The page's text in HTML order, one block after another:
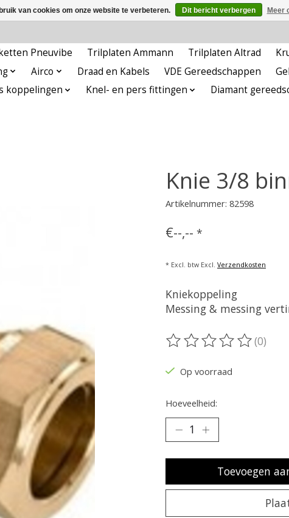
Pneuvibe Trilplaten Ammann Trilplaten Altrad
Airco Draad en Kabels VDE Gereedschappen
koppelingen Knel- en pers fittingen Diamant
Knie 3/8
Artikelnummer: 82598
€--,-- *
* Excl. btw Excl. Verzendkosten
Kniekoppeling
Messing & messing
De beoordeling van dit
(0)
Op voorraad
Hoeveelheid:
Toevoegen
van cookies om onze website te verbeteren. Dit bericht verbergen Meer